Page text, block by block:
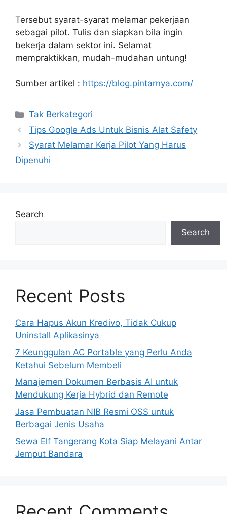
Tersebut syarat-syarat melamar pekerjaan
sebagai pilot. Tulis dan siapkan bila ingin
bekerja dalam sektor ini. Selamat
mempraktikkan, mudah-mudahan untung!
Sumber artikel : https://blog.pintarnya.com/
Categories
Tak Berkategori
Tips Google Ads Untuk Bisnis Alat Safety
Syarat Melamar Kerja Pilot Yang Harus
Dipenuhi
Search
Search
Recent Posts
Cara Hapus Akun Kredivo, Tidak Cukup
Uninstall Aplikasinya
7 Keunggulan AC Portable yang Perlu Anda
Ketahui Sebelum Membeli
Manajemen Dokumen Berbasis AI untuk
Mendukung Kerja Hybrid dan Remote
Jasa Pembuatan NIB Resmi OSS untuk
Berbagai Jenis Usaha
Sewa Elf Tangerang Kota Siap Melayani Antar
Jemput Bandara